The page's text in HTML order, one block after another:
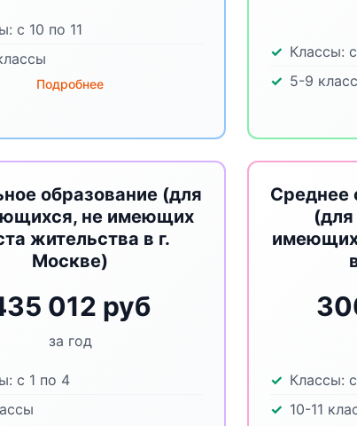
с 10 по 11
Подробнее
Классы:
5-9
образование (для
не имеющих
жительства в г.
Москве)
012 руб
за год
с 1 по 4
Среднее
имеющих
Классы:
10-11